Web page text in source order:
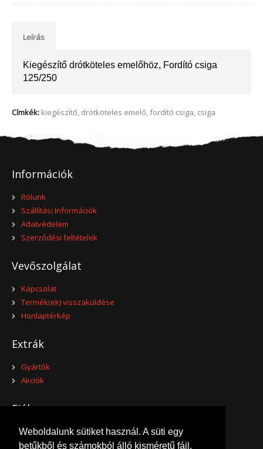
Weboldalunk sütiket használ. A süti egy
betűkből és számokból álló kisméretű fájl,
Leírás
Kiegészítő drótköteles emelőhöz, Fordító csiga
125/250
Címkék: kiegészítő, drótköteles emelő,fordító csiga, csiga
Információk
Rólunk
Szállítási Információk
Adatvédelem
Szerződési feltételek
Vevőszolgálat
Kapcsolat
Termék(ek) visszaküldése
Honlaptérkép
Extrák
Gyártók
Akciók
Fiókom
Fiókom
Eddigi megrendeléseim